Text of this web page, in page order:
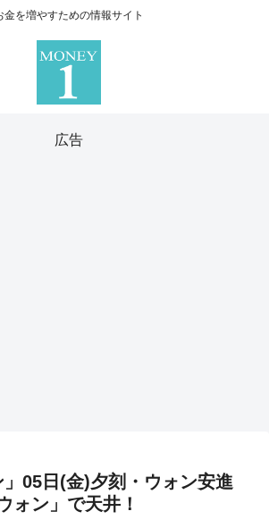
金を増やすための情報サイト
広告
」05日(金)夕刻・ウォン安進
ォン」で天井！